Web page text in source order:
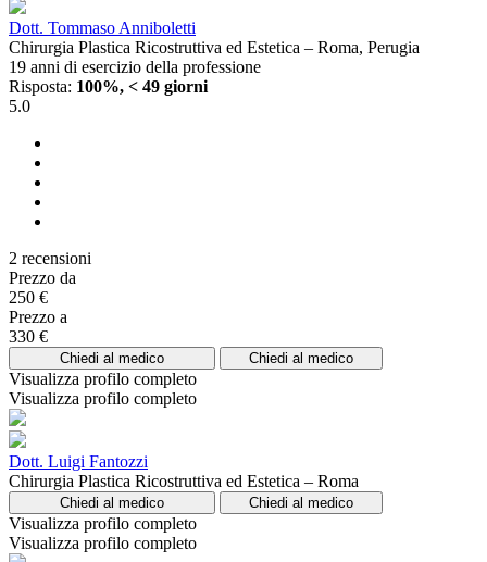
Dott. Tommaso Anniboletti
Chirurgia Plastica Ricostruttiva ed Estetica – Roma, Perugia
19 anni di esercizio della professione
Risposta: 100%, < 49 giorni
5.0
2 recensioni
Prezzo da
250 €
Prezzo a
330 €
Chiedi al medico Chiedi al medico
Visualizza profilo completo
Visualizza profilo completo
Dott. Luigi Fantozzi
Chirurgia Plastica Ricostruttiva ed Estetica – Roma
Chiedi al medico Chiedi al medico
Visualizza profilo completo
Visualizza profilo completo